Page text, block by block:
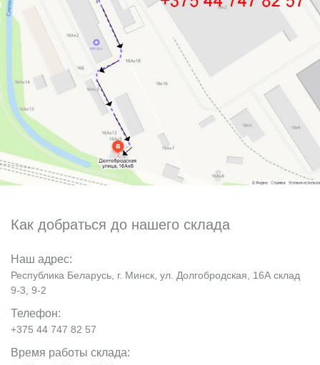
Как добраться до нашего склада
Наш адрес:
Республика Беларусь, г. Минск, ул. Долгобродская, 16А склад
9-3, 9-2
Телефон:
+375 44 747 82 57
Время работы склада: